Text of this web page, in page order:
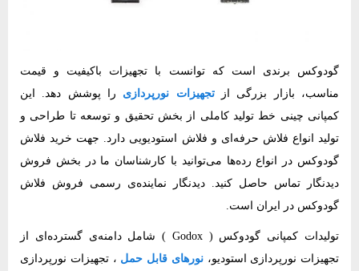
گودوکس‌ برندی است که توانست با تجهیزات باکیفیت و قیمت
مناسب، بازار بزرگی ازتجهیزات نورپردازی را پوشش دهد. این
کمپانی چینی خط تولید کاملی از بخش تحقیق و توسعه تا طراحی و
تولید انواع فلاش حرفه‌ای و فلاش استودیویی دارد. جهت خرید فلاش
گودوکس در انواع رده‌ها می‌توانید با کارشناسان ما در بخش فروش
دیدنگار تماس حاصل کنید. دیدنگار نماینده‌ی رسمی فروش فلاش
گودوکس در ایران است.
تولیدات کمپانی گودوکس ( Godox ) شامل دامنه‌ی گسترده‌ای از
تجهیزات نورپردازی استودیو،نورهای قابل حمل ، تجهیزات نورپردازی